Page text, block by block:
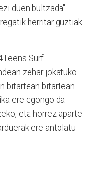
duen bultzada"
herritar guztiak
Surf
zehar jokatuko
bitartean bitartean
ere egongo da
eta horrez aparte
ere antolatu